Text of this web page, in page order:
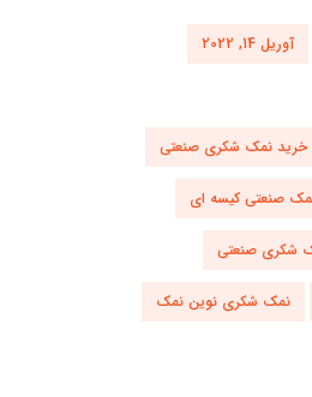
آوریل 14, 2022
خرید نمک شکری صنعتی
صنعتی کیسه ای
شکری صنعتی
نمک شکری نوین نمک